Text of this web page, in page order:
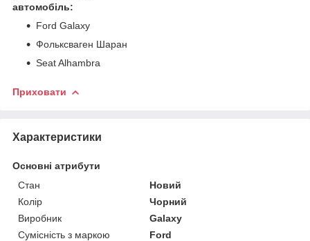
автомобіль:
Ford Galaxy
Фольксваген Шаран
Seat Alhambra
Приховати
Характеристики
Основні атрибути
Стан
Новий
Колір
Чорний
Виробник
Galaxy
Сумісність з маркою
Ford